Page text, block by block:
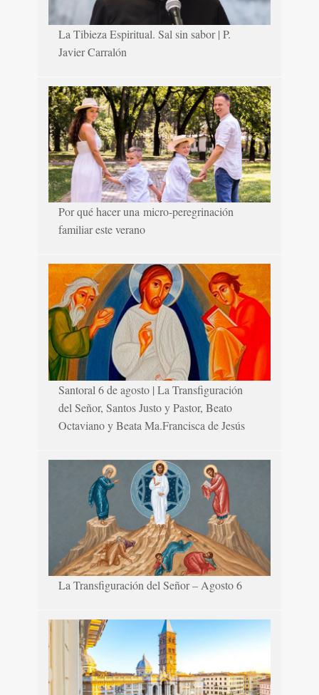
La Tibieza Espiritual. Sal sin sabor | P.
Javier Carralón
Por qué hacer una micro-peregrinación
familiar este verano
Santoral 6 de agosto | La Transfiguración
del Señor, Santos Justo y Pastor, Beato
Octaviano y Beata Ma.Francisca de Jesús
La Transfiguración del Señor – Agosto 6